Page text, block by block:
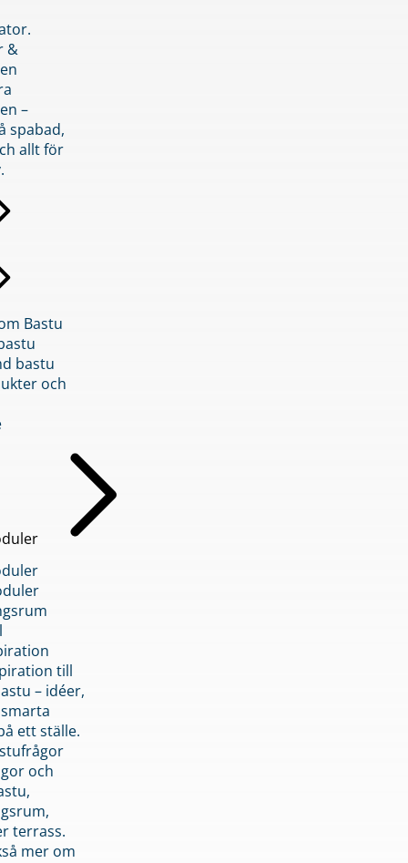
&
–
spabad,
allt för
Bastu
bastu
och
till
– idéer,
ett ställe.
och
terrass.
mer om